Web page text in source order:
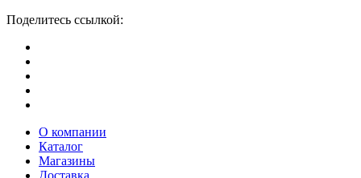
Поделитесь ссылкой:
О компании
Каталог
Магазины
Доставка